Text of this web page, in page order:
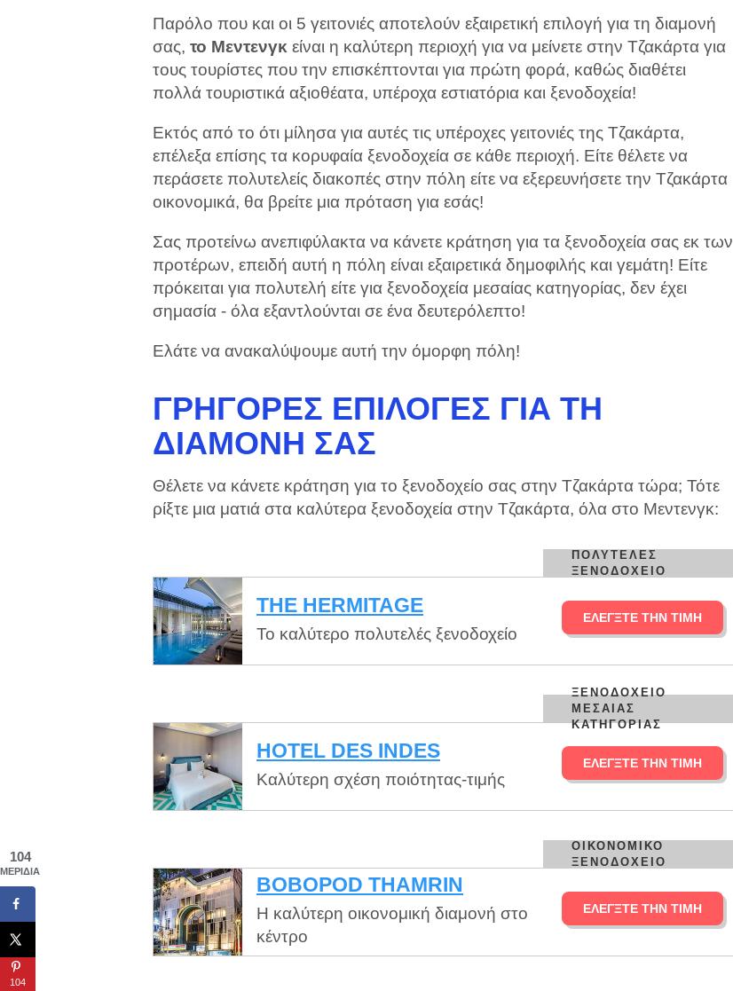
Παρόλο που και οι 5 γειτονιές αποτελούν εξαιρετική επιλογή για τη διαμονή
σας, το Μεντενγκ είναι η καλύτερη περιοχή για να μείνετε στην Τζακάρτα για
τους τουρίστες που την επισκέπτονται για πρώτη φορά, καθώς διαθέτει
πολλά τουριστικά αξιοθέατα, υπέροχα εστιατόρια και ξενοδοχεία!
Εκτός από το ότι μίλησα για αυτές τις υπέροχες γειτονιές της Τζακάρτα,
επέλεξα επίσης τα κορυφαία ξενοδοχεία σε κάθε περιοχή. Είτε θέλετε να
περάσετε πολυτελείς διακοπές στην πόλη είτε να εξερευνήσετε την Τζακάρτα
οικονομικά, θα βρείτε μια πρόταση για εσάς!
Σας προτείνω ανεπιφύλακτα να κάνετε κράτηση για τα ξενοδοχεία σας εκ των
προτέρων, επειδή αυτή η πόλη είναι εξαιρετικά δημοφιλής και γεμάτη! Είτε
πρόκειται για πολυτελή είτε για ξενοδοχεία μεσαίας κατηγορίας, δεν έχει
σημασία - όλα εξαντλούνται σε ένα δευτερόλεπτο!
Ελάτε να ανακαλύψουμε αυτή την όμορφη πόλη!
ΓΡΉΓΟΡΕΣ ΕΠΙΛΟΓΈΣ ΓΙΑ ΤΗ
ΔΙΑΜΟΝΉ ΣΑΣ
Θέλετε να κάνετε κράτηση για το ξενοδοχείο σας στην Τζακάρτα τώρα; Τότε
ρίξτε μια ματιά στα καλύτερα ξενοδοχεία στην Τζακάρτα, όλα στο Μεντενγκ:
ΠΟΛΥΤΕΛΈΣ
ΞΕΝΟΔΟΧΕΊΟ
THE HERMITAGE
Το καλύτερο πολυτελές ξενοδοχείο
ΕΛΈΓΞΤΕ ΤΗΝ ΤΙΜΉ
ΞΕΝΟΔΟΧΕΊΟ
ΜΕΣΑΊΑΣ
ΚΑΤΗΓΟΡΊΑΣ
HOTEL DES INDES
Καλύτερη σχέση ποιότητας-τιμής
ΕΛΈΓΞΤΕ ΤΗΝ ΤΙΜΉ
ΟΙΚΟΝΟΜΙΚΌ
ΞΕΝΟΔΟΧΕΊΟ
BOBOPOD THAMRIN
Η καλύτερη οικονομική διαμονή στο
κέντρο
ΕΛΈΓΞΤΕ ΤΗΝ ΤΙΜΉ
104
ΜΕΡΊΔΙΑ
104